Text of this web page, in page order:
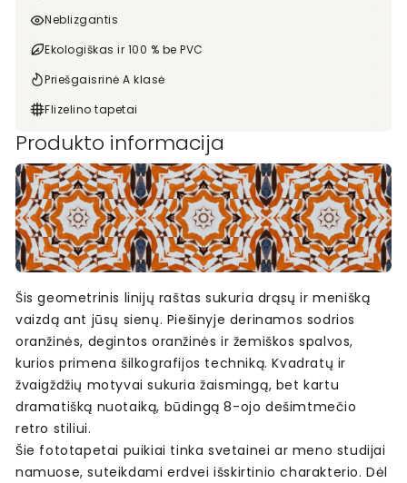
Neblizgantis
Ekologiškas ir 100 % be PVC
Priešgaisrinė A klasė
Flizelino tapetai
Produkto informacija
Šis geometrinis linijų raštas sukuria drąsų ir menišką
vaizdą ant jūsų sienų. Piešinyje derinamos sodrios
oranžinės, degintos oranžinės ir žemiškos spalvos,
kurios primena šilkografijos techniką. Kvadratų ir
žvaigždžių motyvai sukuria žaismingą, bet kartu
dramatišką nuotaiką, būdingą 8-ojo dešimtmečio
retro stiliui.
Šie fototapetai puikiai tinka svetainei ar meno studijai
namuose, suteikdami erdvei išskirtinio charakterio. Dėl